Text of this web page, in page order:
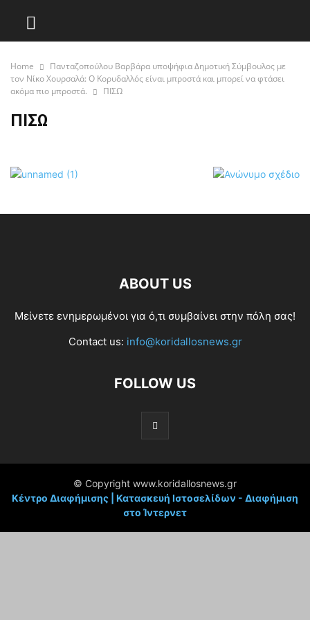
Home
Πανταζοπούλου Βαρβάρα υποψήφια Δημοτική Σύμβουλος με
τον Νίκο Χουρσαλά: Ο Κορυδαλλός είναι μπροστά και μπορεί να φτάσει
ακόμα πιο μπροστά.
ΠΙΣΩ
ΠΙΣΩ
ABOUT US
Μείνετε ενημερωμένοι για ό,τι συμβαίνει στην πόλη σας!
Contact us: info@koridallosnews.gr
FOLLOW US
© Copyright www.koridallosnews.gr
Κέντρο Διαφήμισης | Κατασκευή Ιστοσελίδων - Διαφήμιση
στο Ίντερνετ